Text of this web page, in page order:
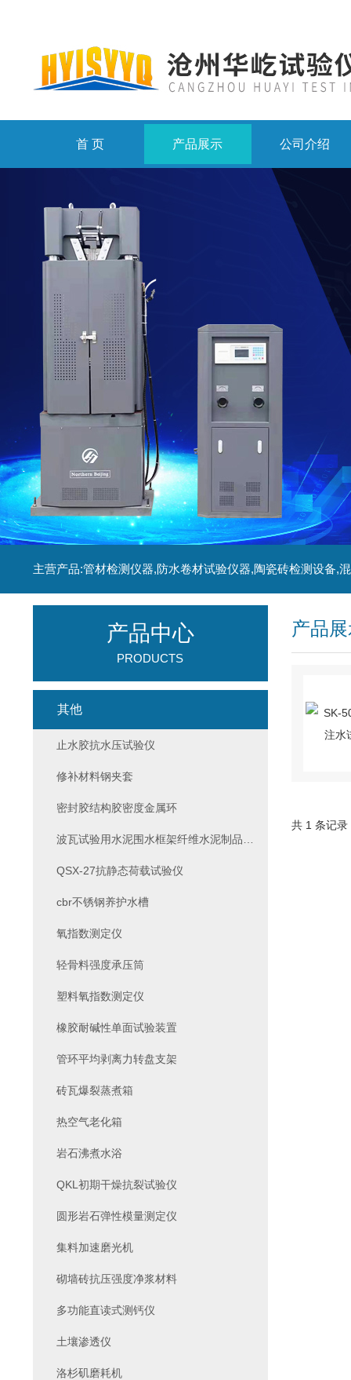
首 页 产品展示 公司介绍
产品
共 1 条记
产品中心
PRODUCTS
其他
止水胶抗水压试验仪
修补材料钢夹套
密封胶结构胶密度金属环
QSX-27抗静态荷载试验仪
cbr不锈钢养护水槽
氧指数测定仪
轻骨料强度承压筒
塑料氧指数测定仪
橡胶耐碱性单面试验装置
管环平均剥离力转盘支架
砖瓦爆裂蒸煮箱
热空气老化箱
岩石沸煮水浴
QKL初期干燥抗裂试验仪
圆形岩石弹性模量测定仪
集料加速磨光机
砌墙砖抗压强度净浆材料
多功能直读式测钙仪
土壤渗透仪
洛杉矶磨耗机